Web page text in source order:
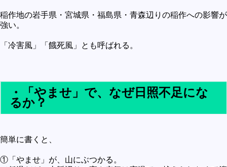
プログラミング(VBA)
プログラミング(HTML)
稲作地の岩手県・宮城県・福島県・青森辺りの稲作への影響が
強い。
「冷害風」「餓死風」とも呼ばれる。
・「やませ」で、なぜ日照不足にな
るか？
簡単に書くと、
①「やませ」が、山にぶつかる。